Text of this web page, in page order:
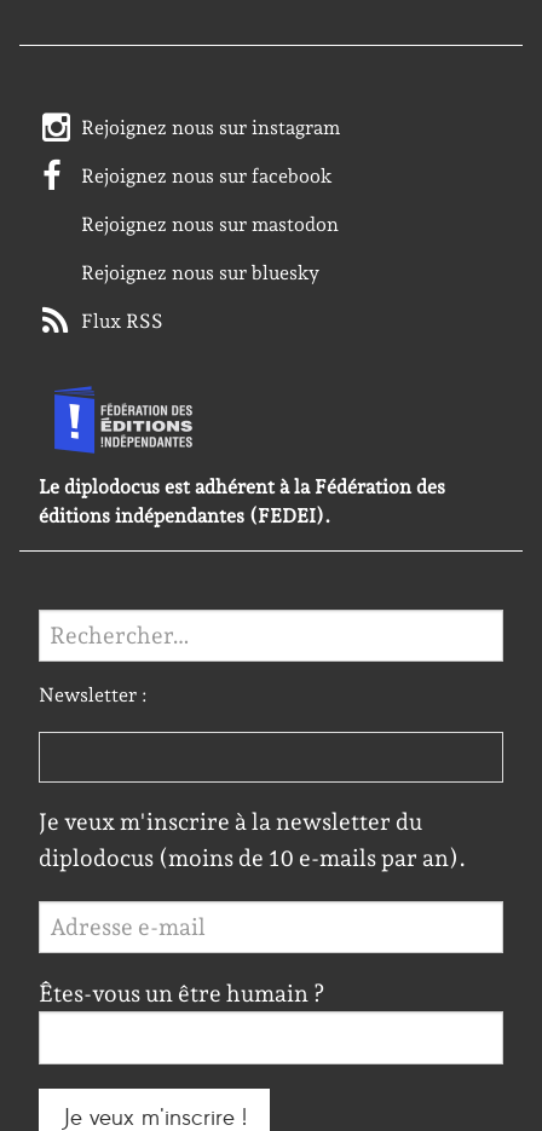
Rejoignez nous sur instagram
Rejoignez nous sur facebook
Rejoignez nous sur mastodon
Rejoignez nous sur bluesky
Flux RSS
Le diplodocus est adhérent à la Fédération des
éditions indépendantes (FEDEI).
Rechercher :
Newsletter :
Je veux m'inscrire à la newsletter du
diplodocus (moins de 10 e-mails par an).
Êtes-vous un être humain ?